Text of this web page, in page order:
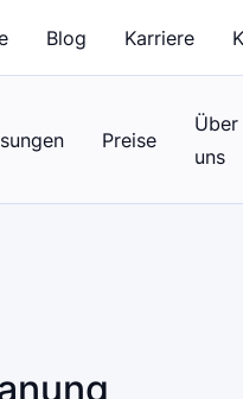
Blog Karriere
Preise
Über
uns